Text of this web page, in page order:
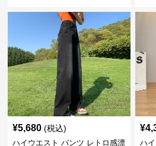
¥5,680 (税込)
ハイウエスト パンツ レトロ感漂
¥
ハ